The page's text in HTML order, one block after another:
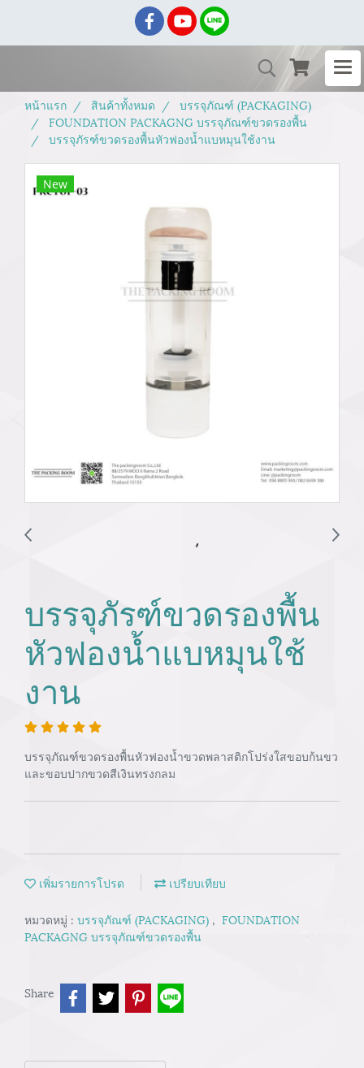
หน้าแรก สินค้าทั้งหมด
บรรจุภัณฑ์ (PACKAGING)
FOUNDATION PACKAGNG บรรจุภัณฑ์ขวดรองพื้น
บรรจุภัรฑ์ขวดรองพื้นหัวฟองน้ำแบหมุนใช้งาน
New
บรรจุภัรฑ์ขวดรองพื้น
หัวฟองน้ำแบหมุนใช้
งาน
บรรจุภัณฑ์ขวดรองพื้นหัวฟองน้ำขวดพลาสติกโปร่งใสขอบก้นขว
และขอบปากขวดสีเงินทรงกลม
เพิ่มรายการโปรด เปรียบเทียบ
หมวดหมู่ : บรรจุภัณฑ์ (PACKAGING) , FOUNDATION
PACKAGNG บรรจุภัณฑ์ขวดรองพื้น
Share